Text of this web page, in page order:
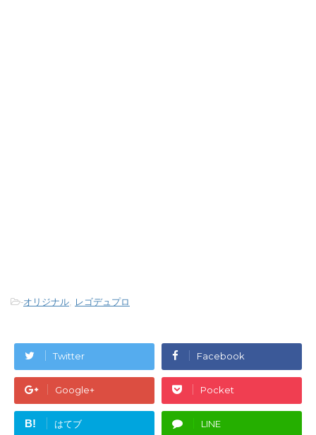
-オリジナル レゴデュプロ
Twitter Facebook
Google+ Pocket
B! はてブ LINE